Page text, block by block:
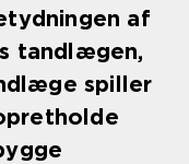
af
tandlægen,
spiller